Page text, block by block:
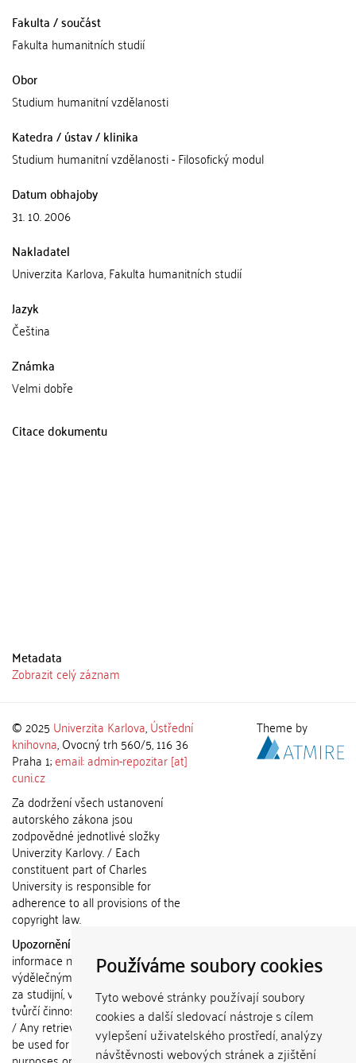
Používáme soubory cookies
Tyto webové stránky používají soubory
cookies a další sledovací nástroje s cílem
vylepšení uživatelského prostředí, analýzy
návštěvnosti webových stránek a zjištění
Fakulta / součást
Fakulta humanitních studií
Obor
Studium humanitní vzdělanosti
Katedra / ústav / klinika
Studium humanitní vzdělanosti - Filosofický modul
Datum obhajoby
31. 10. 2006
Nakladatel
Univerzita Karlova, Fakulta humanitních studií
Jazyk
Čeština
Známka
Velmi dobře
Citace dokumentu
Metadata
Zobrazit celý záznam
© 2025 Univerzita Karlova,Ústřední
knihovna, Ovocný trh 560/5, 116 36
Praha 1;email: admin-repozitar [at]
cuni.cz
Za dodržení všech ustanovení
autorského zákona jsou
zodpovědné jednotlivé složky
Univerzity Karlovy. / Each
constituent part of Charles
University is responsible for
adherence to all provisions of the
copyright law.
Upozornění / Notice:
informace nemohou být použity k
výdělečným účelům nebo vydávány
za studijní, vědeckou nebo jinou
tvůrčí činnost jiné osoby než autora.
/ Any retrieved information shall not
be used for any commercial
Theme by